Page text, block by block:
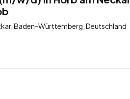
Baden-Württemberg, Deutschland